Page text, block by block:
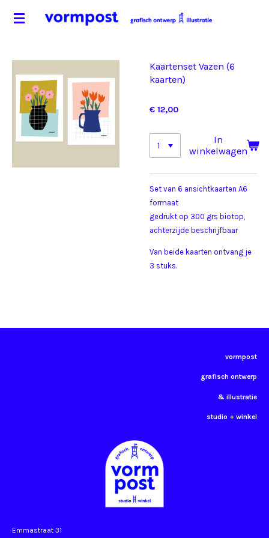
Ga
direct
Kaartenset Vazen (6
kaarten)
€ 12,00
In
winkelwagen
Set van 6 ansichtkaarten A6
formaat
gedrukt op 300 grs biotop,
achterzijde beschrijfbaar
Van beide kaarten ontvang je
3 stuks.
vormpost
grafisch ontwerp
& illustratie
studio + winkel
Emmastraat 31